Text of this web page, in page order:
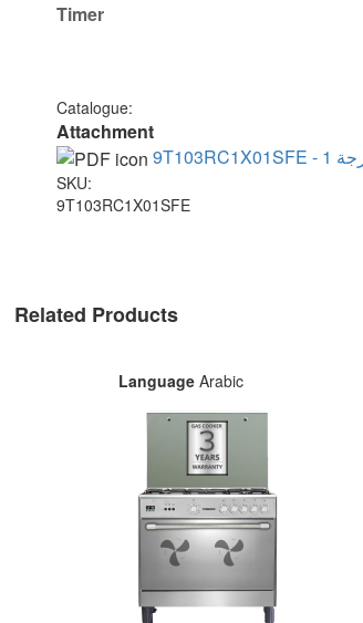
Timer
Catalogue:
Attachment
SKU:
9T103RC1X01SFE
Related Products
Language Arabic